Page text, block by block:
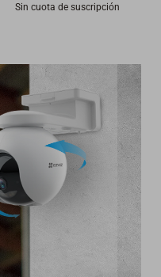
Sin cuota de suscripción